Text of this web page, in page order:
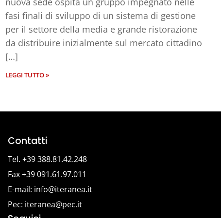
fasi finali di sviluppo di un sistema di gestione
per il settore della media e grande ristorazione
da distribuire inizialmente sul mercato cittadino
[…]
LEGGI TUTTO »
Contatti
Tel. +39 388.81.42.248
Fax +39 091.61.97.011
E-mail: info@iteranea.it
Pec: iteranea@pec.it